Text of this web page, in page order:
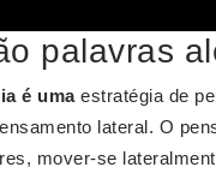
palavras
é umaestratégia de
lateral. O
mover-se